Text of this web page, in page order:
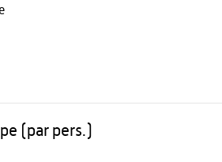
(par pers.)